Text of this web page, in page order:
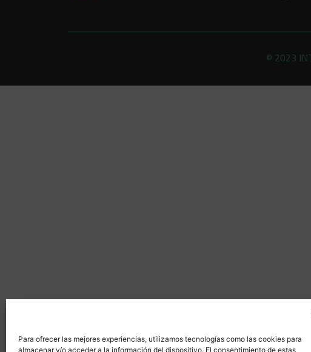
Para ofrecer las mejores experiencias, utilizamos tecnologías como las cookies para
almacenar y/o acceder a la información del dispositivo. El consentimiento de estas
© 2023